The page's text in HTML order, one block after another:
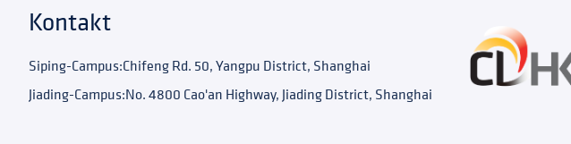
Kontakt
Siping-Campus:Chifeng Rd. 50, Yangpu District, Shanghai
Jiading-Campus:No. 4800 Cao'an Highway, Jiading District, Shanghai